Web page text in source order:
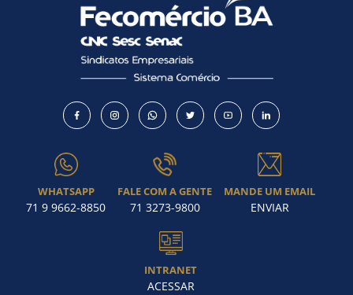
WHATSAPP
71 9 9662-8850
FALE COM A GENTE
71 3273-9800
MANDE UM EMAIL
ENVIAR
INTRANET
ACESSAR